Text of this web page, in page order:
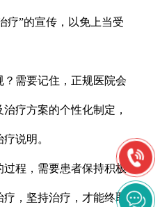
疗”的宣传，以免上当受
需要记住，正规医院会
疗方案的个性化制定，
说明。
程，需要患者保持积极
疗，坚持治疗，才能终取